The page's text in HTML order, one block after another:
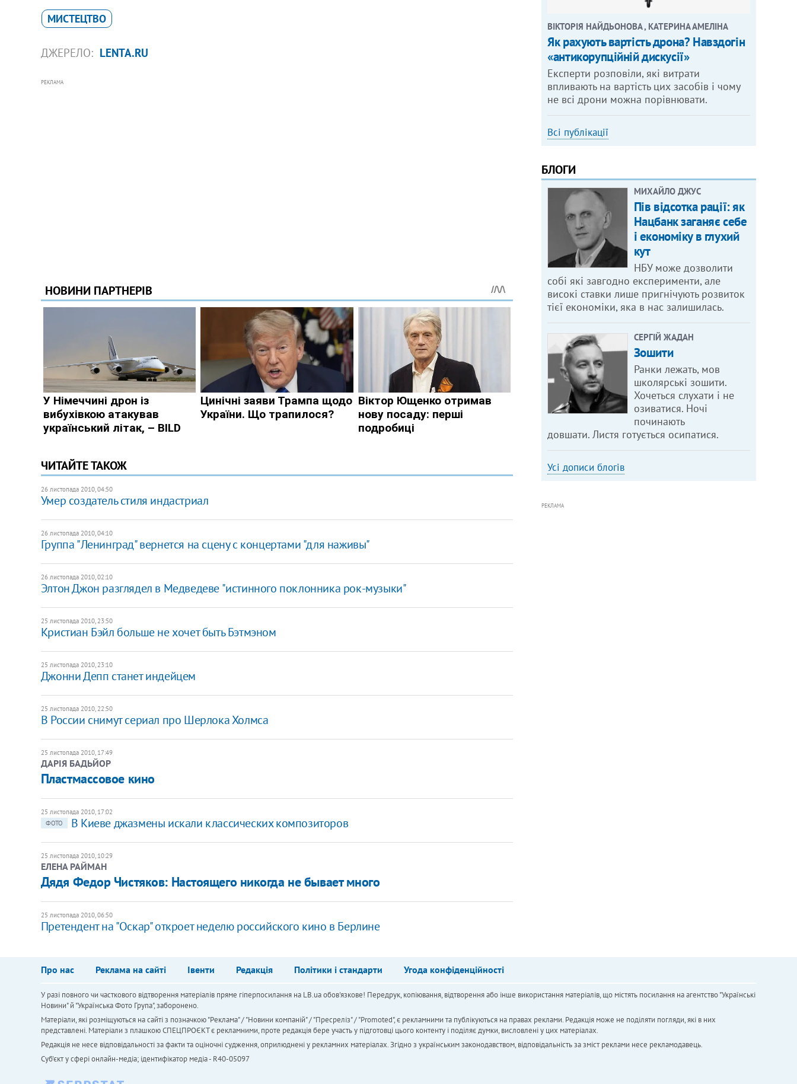
МИСТЕЦТВО
ДЖЕРЕЛО: LENTA.RU
РЕКЛАМА
ЧИТАЙТЕ ТАКОЖ
26 листопада 2010, 04:50
Умер создатель стиля индастриал
26 листопада 2010, 04:10
Группа "Ленинград" вернется на сцену с концертами "для наживы"
26 листопада 2010, 02:10
Элтон Джон разглядел в Медведеве "истинного поклонника рок-музыки"
25 листопада 2010, 23:50
Кристиан Бэйл больше не хочет быть Бэтмэном
25 листопада 2010, 23:10
Джонни Депп станет индейцем
25 листопада 2010, 22:50
В России снимут сериал про Шерлока Холмса
25 листопада 2010, 17:49
ДАРІЯ БАДЬЙОР
​Пластмассовое кино
25 листопада 2010, 17:02
ФОТО
В Киеве джазмены искали классических композиторов
25 листопада 2010, 10:29
ЕЛЕНА РАЙМАН
Дядя Федор Чистяков: Настоящего никогда не бывает много
25 листопада 2010, 06:50
Претендент на "Оскар" откроет неделю российского кино в Берлине
ВІКТОРІЯ НАЙДЬОНОВА , КАТЕРИНА АМЕЛІНА
Як рахують вартість дрона? Навздогін
«антикорупційній дискусії»
Експерти розповіли, які витрати
впливають на вартість цих засобів і чому
не всі дрони можна порівнювати.
Всі публікації
БЛОГИ
МИХАЙЛО ДЖУС
Пів відсотка рації: як
Нацбанк заганяє себе
і економіку в глухий
кут
НБУ може дозволити
собі які завгодно експерименти, але
високі ставки лише пригнічують розвиток
тієї економіки, яка в нас залишилась.
СЕРГІЙ ЖАДАН
Зошити
Ранки лежать, мов
школярські зошити.
Хочеться слухати і не
озиватися. Ночі
починають
довшати. Листя готується осипатися.
Усі дописи блогів
РЕКЛАМА
Про нас Реклама на сайті Івенти Редакція Політики і стандарти Угода конфіденційності
У разі повного чи часткового відтворення матеріалів пряме гіперпосилання на LB.ua обов'язкове! Передрук, копіювання, відтворення або інше використання матеріалів, що містять посилання на агентство "Українськi
Новини" й "Українська Фото Група", заборонено.
Матеріали, які розміщуються на сайті з позначкою "Реклама" / "Новини компаній" / "Пресреліз" / "Promoted", є рекламними та публікуються на правах реклами. Редакція може не поділяти погляди, які в них
представлені. Матеріали з плашкою СПЕЦПРОЄКТ є рекламними, проте редакція бере участь у підготовці цього контенту і поділяє думки, висловлені у цих матеріалах.
Редакція не несе відповідальності за факти та оціночні судження, оприлюднені у рекламних матеріалах. Згідно з українським законодавством, відповідальність за зміст реклами несе рекламодавець.
Cуб'єкт у сфері онлайн-медіа; ідентифікатор медіа - R40-05097